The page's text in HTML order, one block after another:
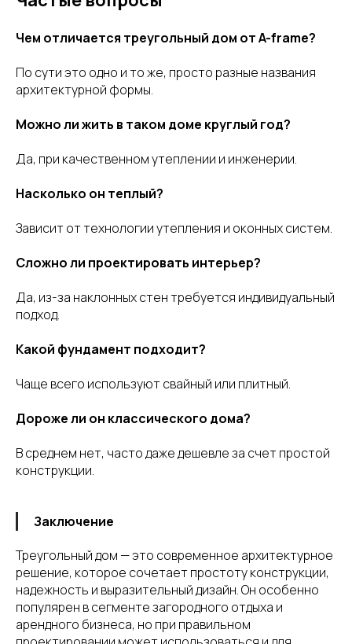
Чем отличается треугольный дом от A-frame?
По сути это одно и то же, просто разные названия
архитектурной формы.
Можно ли жить в таком доме круглый год?
Да, при качественном утеплении и инженерии.
Насколько он теплый?
Зависит от технологии утепления и оконных систем.
Сложно ли проектировать интерьер?
Да, из-за наклонных стен требуется индивидуальный
подход.
Какой фундамент подходит?
Чаще всего используют свайный или плитный.
Дороже ли он классического дома?
В среднем нет, часто даже дешевле за счет простой
конструкции.
Заключение
Треугольный дом — это современное архитектурное
решение, которое сочетает простоту конструкции,
надежность и выразительный дизайн. Он особенно
популярен в сегменте загородного отдыха и
арендного бизнеса, но при правильном